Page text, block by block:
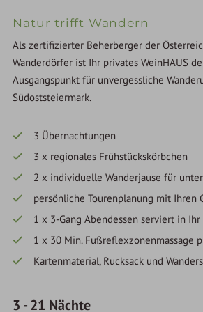
Natur trifft Wandern
Als zertifizierter Beherberger der
Wanderdörfer ist Ihr privates WeinHAUS
Ausgangspunkt für unvergessliche
Südoststeiermark.
3 Übernachtungen
3 x regionales Frühstückskörbchen
2 x individuelle Wanderjause für
persönliche Tourenplanung mit Ihren
1 x 3-Gang Abendessen serviert in Ihr
1 x 30 Min. Fußreflexzonenmassage
Kartenmaterial, Rucksack und
3 -21 Nächte